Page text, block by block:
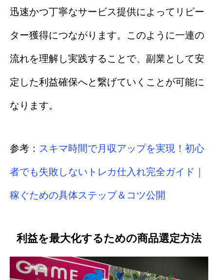
迅速かつ丁寧なサービス提供によってリピー
ター獲得につながります。このように一連の
流れを理解し実践することで、副業として安
定した利益確保へと繋げていくことが可能に
なります。
参考： スキマ時間で月収アップを実現！初心
者でも失敗しないトレカ仕入れ完全ガイド｜
稼ぐための具体ステップ＆コツ公開
利益を最大化するための商品選定方法